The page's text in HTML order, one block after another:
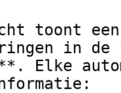
toont
in de
Elke